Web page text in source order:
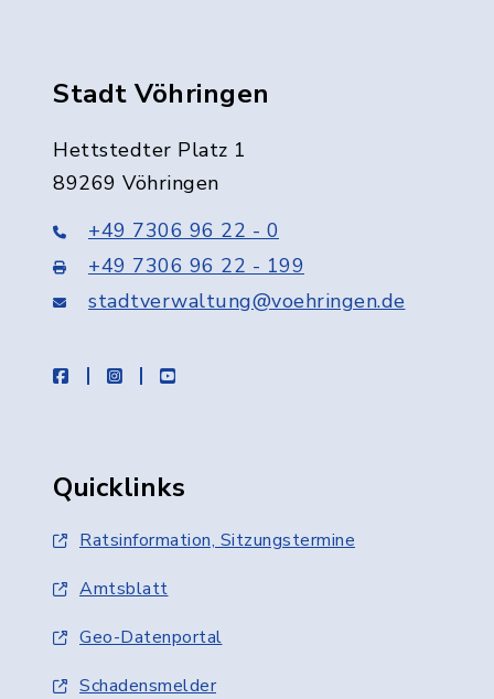
Stadt Vöhringen
Hettstedter Platz 1
89269 Vöhringen
+49 7306 96 22 - 0
+49 7306 96 22 - 199
stadtverwaltung@voehringen.de
facebookinstagramyoutube
Quicklinks
Ratsinformation, Sitzungstermine
Amtsblatt
Geo-Datenportal
Schadensmelder